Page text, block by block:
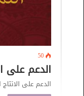
50
الدعم على
الدعم على الانتاج